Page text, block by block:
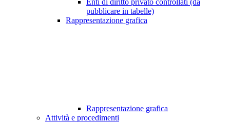
Enti di diritto privato controllati (da
pubblicare in tabelle)
Rappresentazione grafica
Rappresentazione grafica
Attività e procedimenti